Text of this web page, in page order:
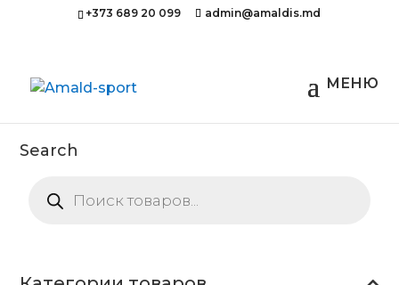
+373 689 20 099 admin@amaldis.md
Search
товаров